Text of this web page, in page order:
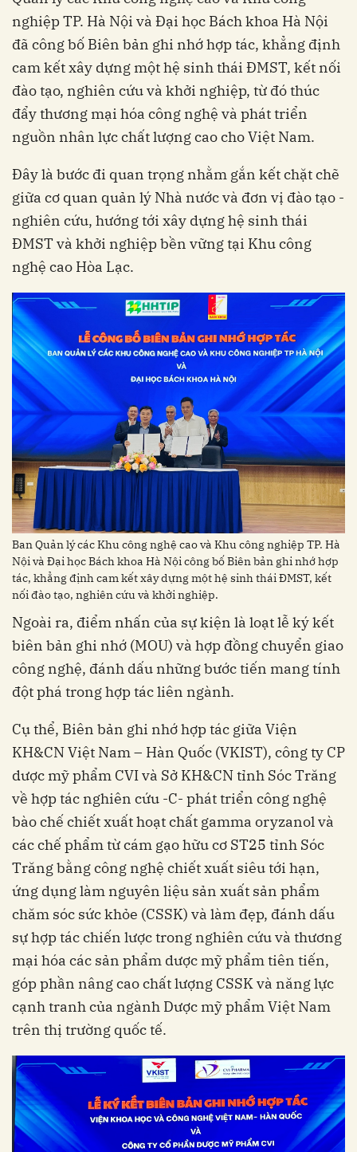
nghiệp TP. Hà Nội và Đại học Bách khoa Hà Nội
đã công bố Biên bản ghi nhớ hợp tác, khẳng định
cam kết xây dựng một hệ sinh thái ĐMST, kết nối
đào tạo, nghiên cứu và khởi nghiệp, từ đó thúc
đẩy thương mại hóa công nghệ và phát triển
nguồn nhân lực chất lượng cao cho Việt Nam.
Đây là bước đi quan trọng nhằm gắn kết chặt chẽ
giữa cơ quan quản lý Nhà nước và đơn vị đào tạo -
nghiên cứu, hướng tới xây dựng hệ sinh thái
ĐMST và khởi nghiệp bền vững tại Khu công
nghệ cao Hòa Lạc.
Ban Quản lý các Khu công nghệ cao và Khu công nghiệp TP. Hà
Nội và Đại học Bách khoa Hà Nội công bố Biên bản ghi nhớ hợp
tác, khẳng định cam kết xây dựng một hệ sinh thái ĐMST, kết
nối đào tạo, nghiên cứu và khởi nghiệp.
Ngoài ra, điểm nhấn của sự kiện là loạt lễ ký kết
biên bản ghi nhớ (MOU) và hợp đồng chuyển giao
công nghệ, đánh dấu những bước tiến mang tính
đột phá trong hợp tác liên ngành.
Cụ thể, Biên bản ghi nhớ hợp tác giữa Viện
KH&CN Việt Nam – Hàn Quốc (VKIST), công ty CP
dược mỹ phẩm CVI và Sở KH&CN tỉnh Sóc Trăng
về hợp tác nghiên cứu -C- phát triển công nghệ
bào chế chiết xuất hoạt chất gamma oryzanol và
các chế phẩm từ cám gạo hữu cơ ST25 tỉnh Sóc
Trăng bằng công nghệ chiết xuất siêu tới hạn,
ứng dụng làm nguyên liệu sản xuất sản phẩm
chăm sóc sức khỏe (CSSK) và làm đẹp, đánh dấu
sự hợp tác chiến lược trong nghiên cứu và thương
mại hóa các sản phẩm dược mỹ phẩm tiên tiến,
góp phần nâng cao chất lượng CSSK và năng lực
cạnh tranh của ngành Dược mỹ phẩm Việt Nam
trên thị trường quốc tế.